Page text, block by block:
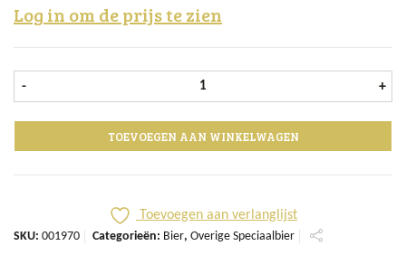
Log in om de prijs te zien
- Corona Extra Blik tray 4x6x33 cl
+
TOEVOEGEN AAN WINKELWAGEN
Toevoegen aan verlanglijst
SKU: 001970 Categorieën: Bier, Overige Speciaalbier